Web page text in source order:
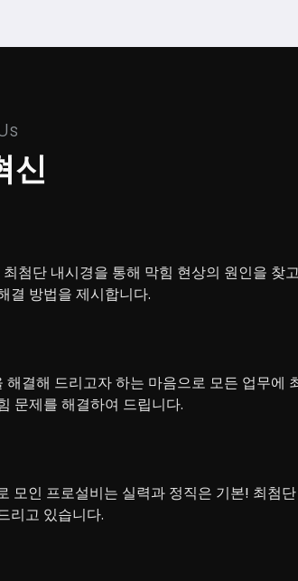
신
첨단 내시경을 통해 막힘 현상의 원인을 찾
결 방법을 제시합니다.
결해 드리고자 하는 마음으로 모든 업무에
문제를 해결하여 드립니다.
모인 프로설비는 실력과 정직은 기본! 최첨
리고 있습니다.